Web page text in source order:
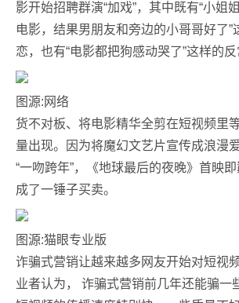
影开始招聘群演“加戏”，其中既有“小姐
电影，结果男朋友和旁边的小哥哥好了”
恋，也有“电影都把狗感动哭了”这样的反
图源:网络
货不对板、将电影精华全剪在短视频里
量出现。因为将魔幻文艺片宣传成浪漫
“一吻跨年”，《地球最后的夜晚》首映
成了一锤子买卖。
图源:猫眼专业版
诈骗式营销让越来越多网友开始对短视
业者认为， 诈骗式营销前几年还能骗一